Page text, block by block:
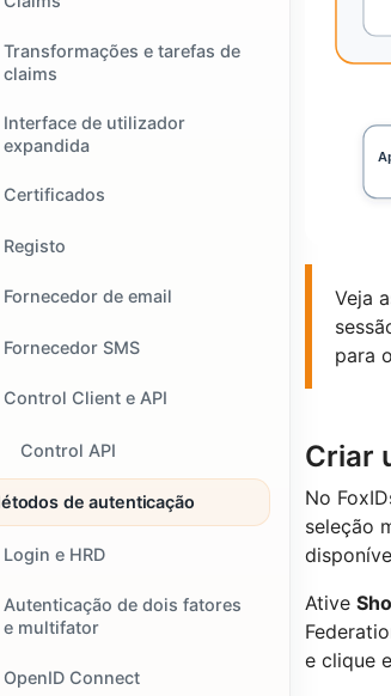
Transformações e tarefas de
claims
Interface de utilizador
expandida
Certificados
Registo
Fornecedor de email
Fornecedor SMS
Control Client e API
Control API
de autenticação
Login e HRD
Autenticação de dois fatores
e multifator
OpenID Connect
Veja
para
Criar
No
seleção
Ative
e clique